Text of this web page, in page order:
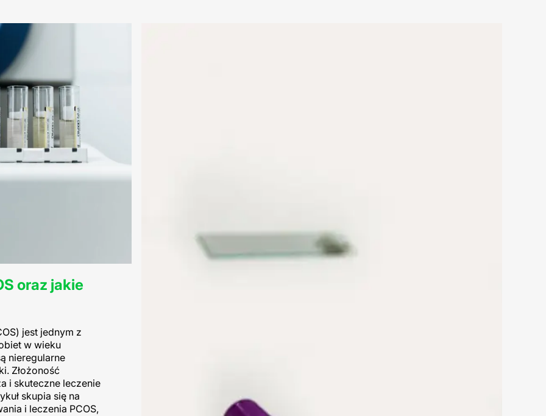
oraz jakie
jest jednym z
w wieku
nieregularne
Złożoność
i skuteczne leczenie
skupia się na
i leczenia PCOS,